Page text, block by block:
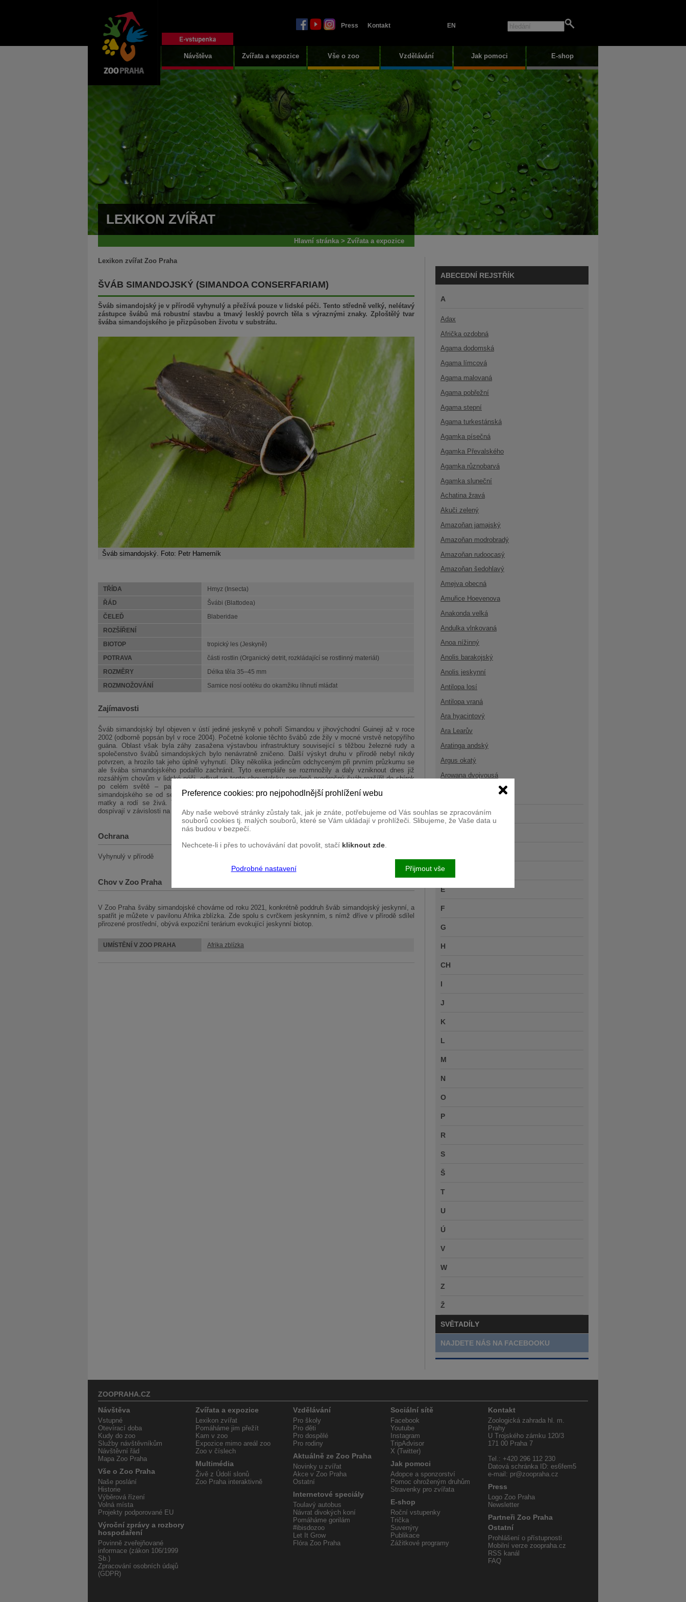
Press Kontakt EN
Návštěva Zvířata a expozice Vše o zoo Vzdělávání Jak pomoci E-shop
LEXIKON ZVÍŘAT
LEXIKON ZVÍŘAT
Hlavní stránka> Zvířata a expozice
Lexikon zvířat Zoo Praha
ŠVÁB SIMANDOJSKÝ (SIMANDOA CONSERFARIAM)
Šváb simandojský je v přírodě vyhynulý a přežívá pouze v lidské péči. Tento středně velký, nelétavý
zástupce švábů má robustní stavbu a tmavý lesklý povrch těla s výraznými znaky. Zploštělý tvar
švába simandojského je přizpůsoben životu v substrátu.
Šváb simandojský. Foto: Petr Hamerník
TŘÍDA Hmyz (Insecta)
ŘÁD Švábi (Blattodea)
ČELEĎ Blaberidae
ROZŠÍŘENÍ
BIOTOP tropický les (Jeskyně)
POTRAVA části rostlin (Organický detrit, rozkládající se rostlinný materiál)
ROZMĚRY Délka těla 35–45 mm
ROZMNOŽOVÁNÍ Samice nosí ootéku do okamžiku líhnutí mláďat
Zajímavosti
Šváb simandojský byl objeven v ústí jediné jeskyně v pohoří Simandou v jihovýchodní Guineji až v roce
2002 (odborně popsán byl v roce 2004). Početné kolonie těchto švábů zde žily v mocné vrstvě netopýřího
guána. Oblast však byla záhy zasažena výstavbou infrastruktury související s těžbou železné rudy a
společenstvo švábů simandojských bylo nenávratně zničeno. Další výskyt druhu v přírodě nebyl nikdy
potvrzen, a hrozilo tak jeho úplně vyhynutí. Díky několika jedincům odchyceným při prvním průzkumu se
ale švába simandojského podařilo zachránit. Tyto exempláře se rozmnožily a daly vzniknout dnes již
rozsáhlým chovům v lidské péči, odkud se tento chovatelsky poměrně nenáročný šváb rozšířil do sbírek
po celém světě – paradoxně tak dnes přetrvává pouze díky člověku. Samci a samice švába
simandojského se od sebe téměř neliší. Mláďata se vyvíjejí v ootéce (vaječná schránka) přímo v těle
matky a rodí se živá. Tato metoda chrání vajíčka před predátory a nepřízní prostředí. Mladé nymfy
dospívají v závislosti na podmínkách po 6–9 měsících, předtím se několikrát svlékají.
Ochrana
Vyhynulý v přírodě
Chov v Zoo Praha
V Zoo Praha šváby simandojské chováme od roku 2021, konkrétně poddruh šváb simandojský jeskynní, a
spatřit je můžete v pavilonu Afrika zblízka. Zde spolu s cvrčkem jeskynním, s nímž dříve v přírodě sdílel
přirozené prostřední, obývá expoziční terárium evokující jeskynní biotop.
UMÍSTĚNÍ V ZOO PRAHA Afrika zblízka
ABECEDNÍ REJSTŘÍK
A
Adax
Afrička ozdobná
Agama dodomská
Agama límcová
Agama malovaná
Agama pobřežní
Agama stepní
Agama turkestánská
Agamka písečná
Agamka Převalského
Agamka různobarvá
Agamka sluneční
Achatina žravá
Akuči zelený
Amazoňan jamajský
Amazoňan modrobradý
Amazoňan rudoocasý
Amazoňan šedohlavý
Amejva obecná
Amuřice Hoevenova
Anakonda velká
Andulka vlnkovaná
Anoa nížinný
Anolis barakojský
Anolis jeskynní
Antilopa losí
Antilopa vraná
Ara hyacintový
Ara Learův
Aratinga andský
Argus okatý
Arowana dvojvousá
C
Ď
E
F
G
H
CH
I
J
K
L
M
N
O
P
R
S
Š
T
U
Ú
V
W
Z
Ž
SVĚTADÍLY
NAJDETE NÁS NA FACEBOOKU
ZOOPRAHA.CZ
Návštěva
Vstupné
Otevírací doba
Kudy do zoo
Služby návštěvníkům
Návštěvní řád
Mapa Zoo Praha
Vše o Zoo Praha
Naše poslání
Historie
Výběrová řízení
Volná místa
Projekty podporované EU
Výroční zprávy a rozbory
hospodaření
Povinně zveřejňované
informace (zákon 106/1999
Sb.)
Zpracování osobních údajů
(GDPR)
Zvířata a expozice
Lexikon zvířat
Pomáháme jim přežít
Kam v zoo
Expozice mimo areál zoo
Zoo v číslech
Multimédia
Živě z Údolí slonů
Zoo Praha interaktivně
Vzdělávání
Pro školy
Pro děti
Pro dospělé
Pro rodiny
Aktuálně ze Zoo Praha
Novinky u zvířat
Akce v Zoo Praha
Ostatní
Internetové speciály
Toulavý autobus
Návrat divokých koní
Pomáháme gorilám
#ibisdozoo
Let It Grow
Flóra Zoo Praha
Sociální sítě
Facebook
Youtube
Instagram
TripAdvisor
X (Twitter)
Jak pomoci
Adopce a sponzorství
Pomoc ohroženým druhům
Stravenky pro zvířata
E-shop
Roční vstupenky
Trička
Suvenýry
Publikace
Zážitkové programy
Kontakt
Zoologická zahrada hl. m.
Prahy
U Trojského zámku 120/3
171 00 Praha 7
Tel.: +420 296 112 230
Datová schránka ID: es6fem5
e-mail: pr@zoopraha.cz
Press
Logo Zoo Praha
Newsletter
Partneři Zoo Praha
Ostatní
Prohlášení o přístupnosti
Mobilní verze zoopraha.cz
RSS kanál
FAQ
Preference cookies: pro nejpohodlnější prohlížení webu
Aby naše webové stránky zůstaly tak, jak je znáte, potřebujeme od Vás souhlas se zpracováním
souborů cookies tj. malých souborů, které se Vám ukládají v prohlížeči. Slibujeme, že Vaše data u
nás budou v bezpečí.
Nechcete-li i přes to uchovávání dat povolit, stačí kliknout zde
Podrobné nastavení Přijmout vše